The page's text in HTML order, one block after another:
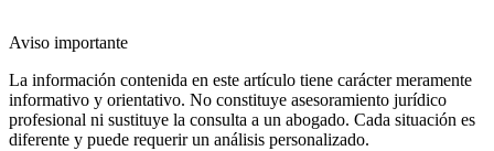
Aviso importante
La información contenida en este artículo tiene carácter meramente
informativo y orientativo. No constituye asesoramiento jurídico
profesional ni sustituye la consulta a un abogado. Cada situación es
diferente y puede requerir un análisis personalizado.